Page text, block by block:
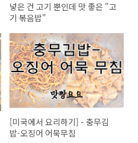
넣은 건 고기 뿐인데 맛 좋은 "고
기 볶음밥"
[미국에서 요리하기] - 충무김
밥-오징어 어묵무침